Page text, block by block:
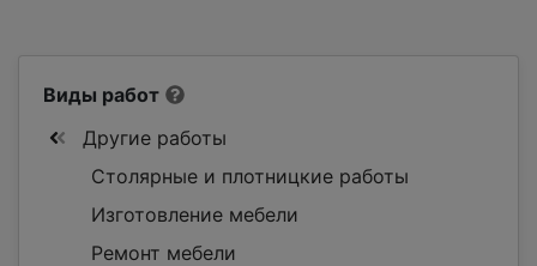
Виды работ
Другие работы
Столярные и плотницкие работы
Изготовление мебели
Ремонт мебели